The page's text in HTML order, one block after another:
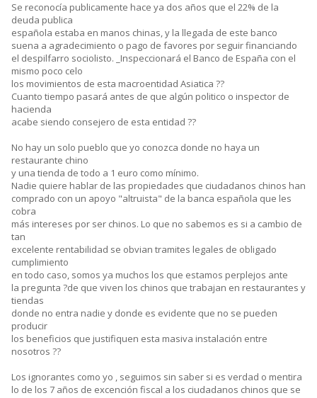
Se reconocía publicamente hace ya dos años que el 22% de la
deuda publica
española estaba en manos chinas, y la llegada de este banco
suena a agradecimiento o pago de favores por seguir financiando
el despilfarro sociolisto. _Inspeccionará el Banco de España con el
mismo poco celo
los movimientos de esta macroentidad Asiatica ??
Cuanto tiempo pasará antes de que algún politico o inspector de
hacienda
acabe siendo consejero de esta entidad ??
No hay un solo pueblo que yo conozca donde no haya un
restaurante chino
y una tienda de todo a 1 euro como mínimo.
Nadie quiere hablar de las propiedades que ciudadanos chinos han
comprado con un apoyo "altruista" de la banca española que les
cobra
más intereses por ser chinos. Lo que no sabemos es si a cambio de
tan
excelente rentabilidad se obvian tramites legales de obligado
cumplimiento
en todo caso, somos ya muchos los que estamos perplejos ante
la pregunta ?de que viven los chinos que trabajan en restaurantes y
tiendas
donde no entra nadie y donde es evidente que no se pueden
producir
los beneficios que justifiquen esta masiva instalación entre
nosotros ??
Los ignorantes como yo , seguimos sin saber si es verdad o mentira
lo de los 7 años de excención fiscal a los ciudadanos chinos que se